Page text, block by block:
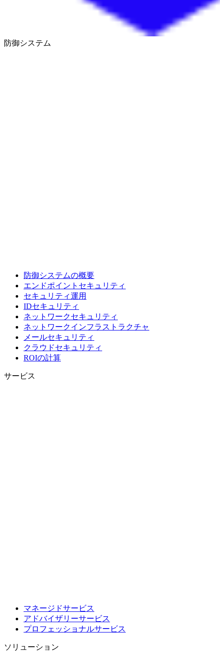
防御システム
防御システムの概要
エンドポイントセキュリティ
セキュリティ運用
IDセキュリティ
ネットワークセキュリティ
ネットワークインフラストラクチャ
メールセキュリティ
クラウドセキュリティ
ROIの計算
サービス
マネージドサービス
アドバイザリーサービス
プロフェッショナルサービス
ソリューション